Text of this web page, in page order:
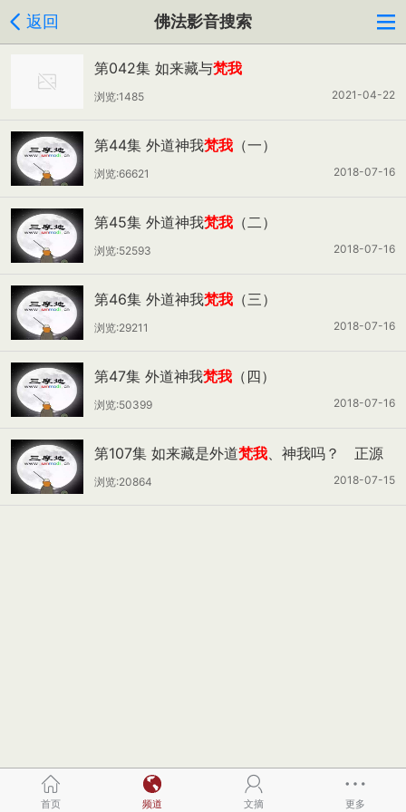
返回 佛法影音搜索
第042集 如来藏与梵我
2021-04-22
浏览:1485
第44集 外道神我梵我 （一）
2018-07-16
浏览:66621
第45集 外道神我梵我 （二）
2018-07-16
浏览:52593
第46集 外道神我梵我 （三）
2018-07-16
浏览:29211
第47集 外道神我梵我 （四）
2018-07-16
浏览:50399
第107集 如来藏是外道梵我、神我吗？ 正源
老师
2018-07-15
浏览:20864
首页 频道 文摘 更多